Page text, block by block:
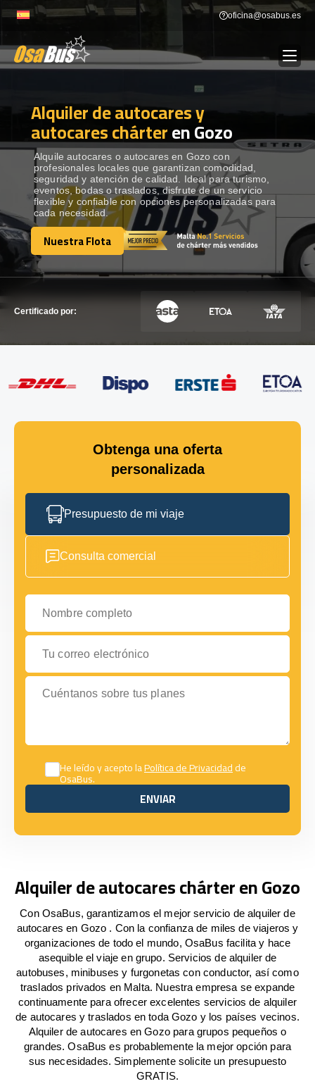
to
oficina@osabus.es
ALQUILER DE AUTOCARES
DESTINOS Show dropdown
RECORRIDAS Show dropdown
FLOTA
Alquiler de autocares y
autocares chárteren Gozo
Alquile autocares o autocares en Gozo con
profesionales locales que garantizan comodidad,
seguridad y atención de calidad. Ideal para turismo,
eventos, bodas o traslados, disfrute de un servicio
flexible y confiable con opciones personalizadas para
cada necesidad.
Nuestra Flota
Nuestra Flota
Certificado por:
Obtenga una oferta
personalizada
Presupuesto de mi viaje
Consulta comercial
Nombre completo
Tu correo electrónico
Cuéntanos sobre tus planes
He leído y acepto laPolítica de Privacidadde
OsaBus.
ENVIAR
ENVIAR
Alquiler de autocares chárter en Gozo
Con OsaBus, garantizamos el mejor servicio de alquiler de
autocares en Gozo . Con la confianza de miles de viajeros y
organizaciones de todo el mundo, OsaBus facilita y hace
asequible el viaje en grupo. Servicios de alquiler de
autobuses, minibuses y furgonetas con conductor, así como
traslados privados en Malta. Nuestra empresa se expande
continuamente para ofrecer excelentes servicios de alquiler
de autocares y traslados en toda Gozo y los países vecinos.
Alquiler de autocares en Gozo para grupos pequeños o
grandes. OsaBus es probablemente la mejor opción para
sus necesidades. Simplemente solicite un presupuesto
GRATIS.